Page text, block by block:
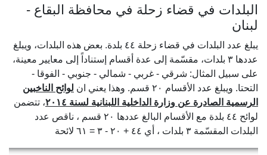
البلدات في قضاء زحلة في محافظة البقاع -
لبنان
يبلغ عدد البلدات في قضاء زحلة ٤٤ بلدة. بعض هذه البلدات، ويبلغ
عددها ٣ بلدات، مقسّمة إلى عدة أقسام إستناداً إلى معايير معينة،
على سبيل المثال: شرقي - غربي - شمالي - جنوبي - الفوقا -
التحتا. ويبلغ عدد الأقسام ٢٠ قسم. وهذا يعني ان
لوائح الناخبين
الرسمية الصادرة عن وزارة الداخلية اللبنانية لسنة ٢٠١٤
، تتضمن
لوائح ٤٤ بلدة مع الأقسام البالغ عددها ٢٠ قسم ، ناقص عدد
البلدات المقسّمة ٣ بلدات ، أي ٤٤ + ٢٠ - ٣ = ٦١ لائحة